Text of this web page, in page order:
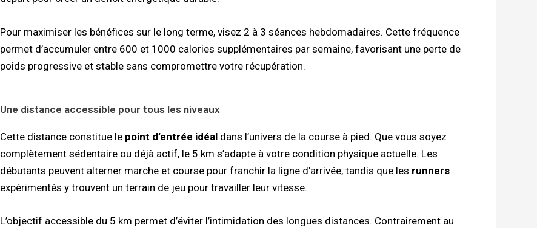
Pour maximiser les bénéfices sur le long terme, visez 2 à 3 séances hebdomadaires. Cette fréquence
permet d’accumuler entre 600 et 1000 calories supplémentaires par semaine, favorisant une perte de
poids progressive et stable sans compromettre votre récupération.
Une distance accessible pour tous les niveaux
Cette distance constitue le point d’entrée idéaldans l’univers de la course à pied. Que vous soyez
complètement sédentaire ou déjà actif, le 5 km s’adapte à votre condition physique actuelle. Les
débutants peuvent alterner marche et course pour franchir la ligne d’arrivée, tandis que les runners
expérimentés y trouvent un terrain de jeu pour travailler leur vitesse.
L’objectif accessible du 5 km permet d’éviter l’intimidation des longues distances. Contrairement au